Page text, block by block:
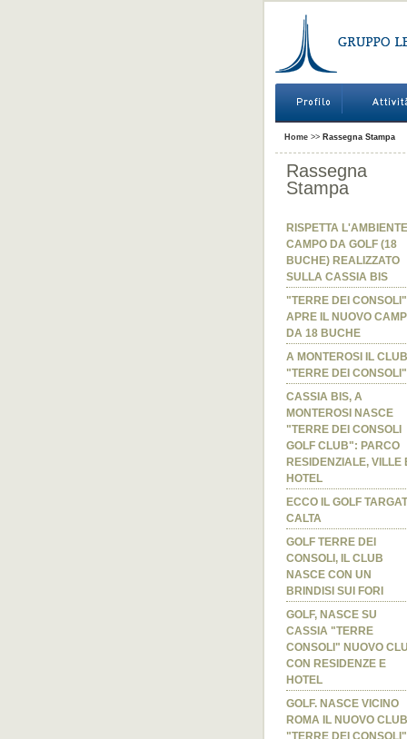
Home>> Rassegna Stampa
Rassegna
Stampa
RISPETTA
CAMPO DA GOLF (18
BUCHE) REALIZZATO
SULLA CASSIA BIS
"TERRE DEI
APRE IL NUOVO
DA 18 BUCHE
A MONTEROSI IL CLUB
"TERRE DEI CONSOLI"
CASSIA BIS, A
MONTEROSI NASCE
"TERRE DEI CONSOLI
GOLF CLUB": PARCO
RESIDENZIALE, VILLE
HOTEL
ECCO IL GOLF
CALTA
GOLF TERRE DEI
CONSOLI, IL CLUB
NASCE CON UN
BRINDISI SUI FORI
GOLF, NASCE SU
CASSIA "TERRE
CONSOLI" NUOVO
CON RESIDENZE E
HOTEL
GOLF. NASCE VICINO
ROMA IL NUOVO CLUB
"TERRE DEI CONSOLI"